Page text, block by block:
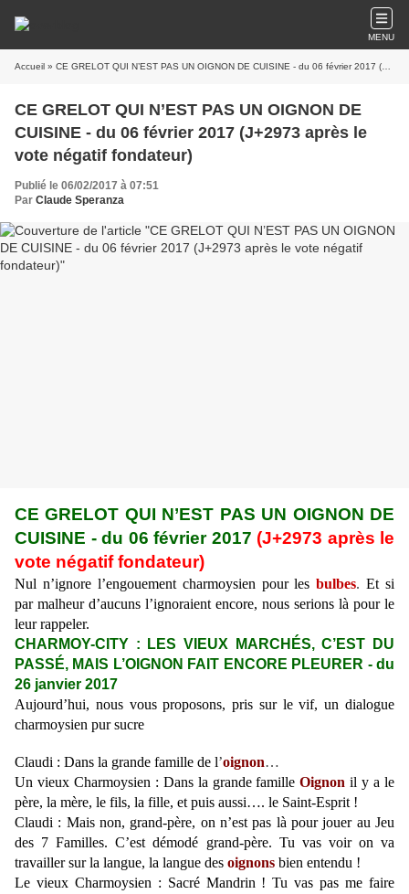
MENU
Accueil » CE GRELOT QUI N’EST PAS UN OIGNON DE CUISINE - du 06 février 2017 (J+2973 après le vote négatif fondateur)
CE GRELOT QUI N’EST PAS UN OIGNON DE
CUISINE - du 06 février 2017 (J+2973 après le
vote négatif fondateur)
Publié le 06/02/2017 à 07:51
Par Claude Speranza
CE GRELOT QUI N’EST PAS UN OIGNON DE
CUISINE - du 06 février 2017 (J+2973 après le
vote négatif fondateur)
Nul n’ignore l’engouement charmoysien pour les bulbes.Et si
par malheur d’aucuns l’ignoraient encore, nous serions là pour le
leur rappeler.
CHARMOY-CITY : LES VIEUX MARCHÉS, C’EST DU
PASSÉ, MAIS L’OIGNON FAIT ENCORE PLEURER - du
26 janvier 2017
Aujourd’hui, nous vous proposons, pris sur le vif, un dialogue
charmoysien pur sucre
Claudi : Dans la grande famille de l’oignon…
Un vieux Charmoysien : Dans la grande famille Oignon il y a le
père, la mère, le fils, la fille, et puis aussi…. le Saint-Esprit !
Claudi : Mais non, grand-père, on n’est pas là pour jouer au Jeu
des 7 Familles. C’est démodé grand-père. Tu vas voir on va
travailler sur la langue, la langue des oignons bien entendu !
Le vieux Charmoysien : Sacré Mandrin ! Tu vas pas me faire